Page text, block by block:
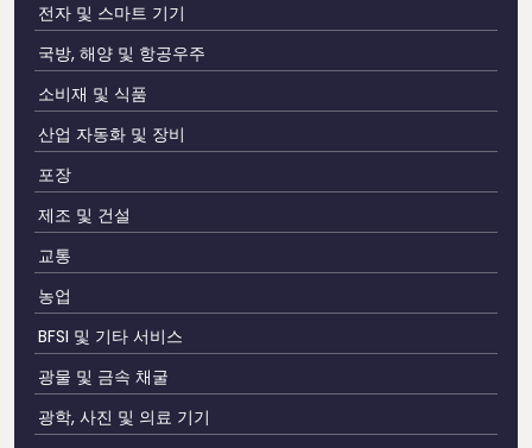
전자 및 스마트 기기
국방, 해양 및 항공우주
소비재 및 식품
산업 자동화 및 장비
포장
제조 및 건설
교통
농업
BFSI 및 기타 서비스
광물 및 금속 채굴
광학, 사진 및 의료 기기